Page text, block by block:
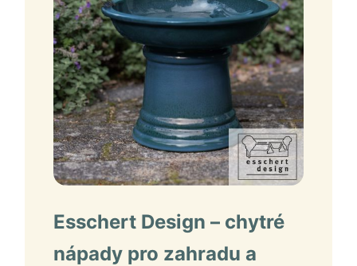
Esschert Design – chytré
nápady pro zahradu a